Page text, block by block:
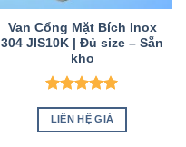
Van Cổng Mặt Bích Inox
304 JIS10K | Đủ size – Sẵn
kho
Được xếp
hạng55
sao
LIÊN HỆ GIÁ